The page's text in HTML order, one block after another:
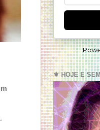
⚜️ HOJE E